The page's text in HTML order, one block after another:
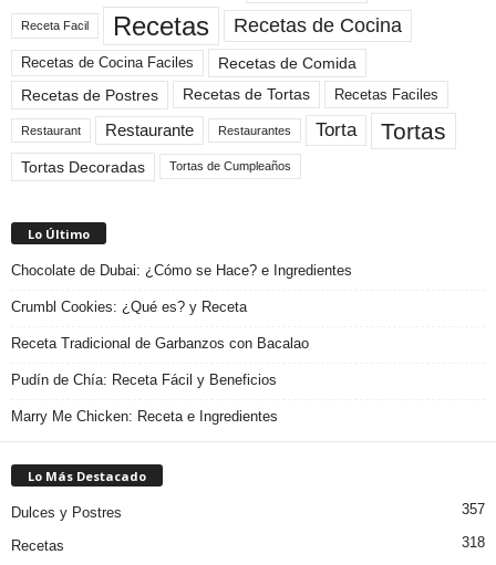
Receta Facil Recetas Recetas de Cocina
Recetas de Cocina Faciles
Recetas de Comida
Recetas de Postres
Recetas de Tortas Recetas Faciles
Restaurant Restaurante Restaurantes Torta Tortas
Tortas Decoradas Tortas de Cumpleaños
Lo Último
Chocolate de Dubai: ¿Cómo se Hace? e Ingredientes
Crumbl Cookies: ¿Qué es? y Receta
Receta Tradicional de Garbanzos con Bacalao
Pudín de Chía: Receta Fácil y Beneficios
Marry Me Chicken: Receta e Ingredientes
Lo Más Destacado
Dulces y Postres 357
Recetas 318